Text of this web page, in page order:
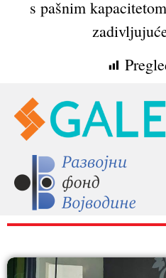
s pašnim
RAZNO